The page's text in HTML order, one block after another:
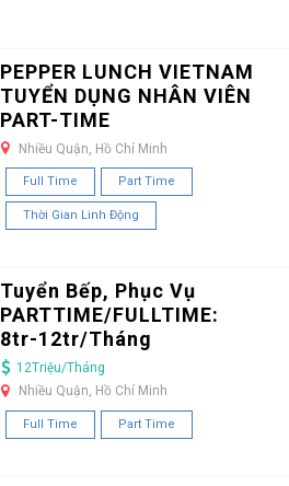
PEPPER LUNCH VIETNAM
TUYỂN DỤNG NHÂN VIÊN
PART-TIME
Nhiều Quận, Hồ Chí Minh
Full Time Part Time
Thời Gian Linh Động
Tuyển Bếp, Phục Vụ
PARTTIME/FULLTIME:
8tr-12tr/Tháng
12Triệu/Tháng
Nhiều Quận, Hồ Chí Minh
Full Time Part Time